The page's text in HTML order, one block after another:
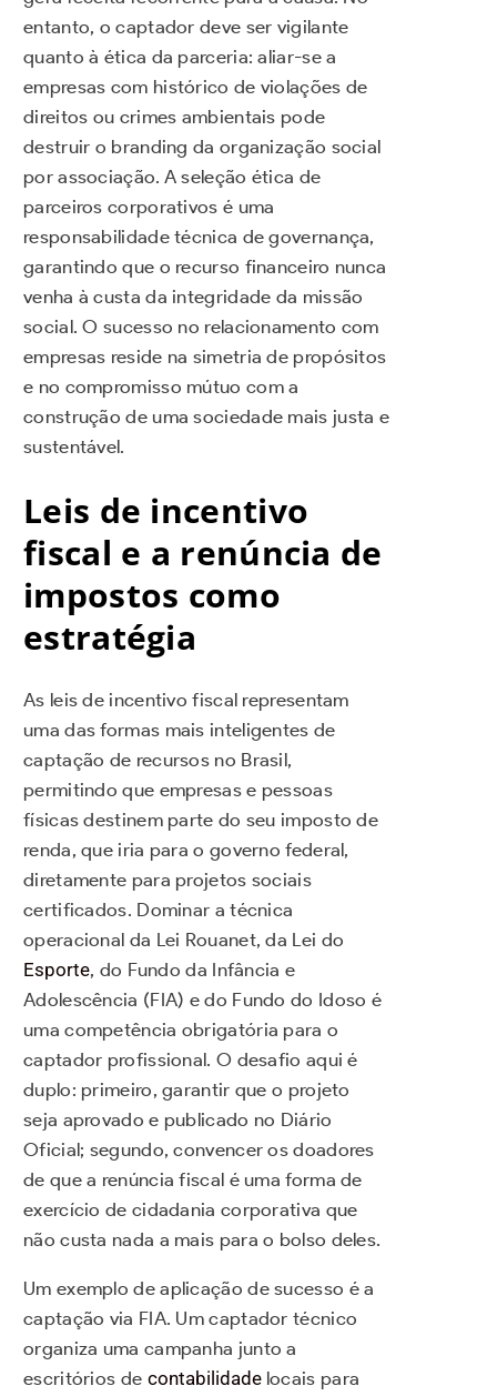
entanto, o captador deve ser vigilante
quanto à ética da parceria: aliar-se a
empresas com histórico de violações de
direitos ou crimes ambientais pode
destruir o branding da organização social
por associação. A seleção ética de
parceiros corporativos é uma
responsabilidade técnica de governança,
garantindo que o recurso financeiro nunca
venha à custa da integridade da missão
social. O sucesso no relacionamento com
empresas reside na simetria de propósitos
e no compromisso mútuo com a
construção de uma sociedade mais justa e
sustentável.
Leis de incentivo
fiscal e a renúncia de
impostos como
estratégia
As leis de incentivo fiscal representam
uma das formas mais inteligentes de
captação de recursos no Brasil,
permitindo que empresas e pessoas
físicas destinem parte do seu imposto de
renda, que iria para o governo federal,
diretamente para projetos sociais
certificados. Dominar a técnica
operacional da Lei Rouanet, da Lei do
Esporte, do Fundo da Infância e
Adolescência (FIA) e do Fundo do Idoso é
uma competência obrigatória para o
captador profissional. O desafio aqui é
duplo: primeiro, garantir que o projeto
seja aprovado e publicado no Diário
Oficial; segundo, convencer os doadores
de que a renúncia fiscal é uma forma de
exercício de cidadania corporativa que
não custa nada a mais para o bolso deles.
Um exemplo de aplicação de sucesso é a
captação via FIA. Um captador técnico
organiza uma campanha junto a
escritórios de contabilidadelocais para